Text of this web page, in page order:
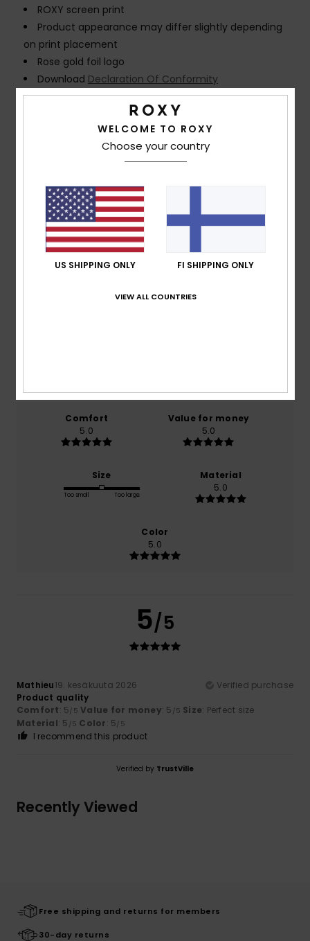
ROXY screen print
Product appearance may differ slightly depending
on print placement
Rose gold foil logo
Download Declaration Of Conformity
[Main Fabric] 82% Recycled Polyester, 18%
Customer Reviews
Comfort
5.0
Value for money
5.0
Size
Too small Too large
Material
5.0
Color
5.0
5/5
Mathieu19. kesäkuuta 2026
Verified purchase
Product quality
Comfort: 5/5 Value for money: 5 /5 Size: Perfect size
Material: 5 /5 Color: 5/5
I recommend this product
Verified by TrustVille
Recently Viewed
Free shipping and returns for members
30-day returns
WELCOME TO ROXY
Choose your country
US SHIPPING ONLY FI SHIPPING ONLY
VIEW ALL COUNTRIES